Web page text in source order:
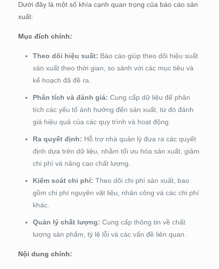
Dưới đây là một số khía cạnh quan trọng của báo cáo sản
xuất:
Mục đích chính:
Theo dõi hiệu suất: Báo cáo giúp theo dõi hiệu suất
sản xuất theo thời gian, so sánh với các mục tiêu và
kế hoạch đã đề ra.
Phân tích và đánh giá: Cung cấp dữ liệu để phân
tích các yếu tố ảnh hưởng đến sản xuất, từ đó đánh
giá hiệu quả của các quy trình và hoạt động.
Ra quyết định: Hỗ trợ nhà quản lý đưa ra các quyết
định dựa trên dữ liệu, nhằm tối ưu hóa sản xuất, giảm
chi phí và nâng cao chất lượng.
Kiểm soát chi phí: Theo dõi chi phí sản xuất, bao
gồm chi phí nguyên vật liệu, nhân công và các chi phí
khác.
Quản lý chất lượng: Cung cấp thông tin về chất
lượng sản phẩm, tỷ lệ lỗi và các vấn đề liên quan.
Nội dung chính: